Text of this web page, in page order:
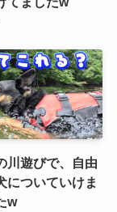
川遊びで、自由
についていけま
w